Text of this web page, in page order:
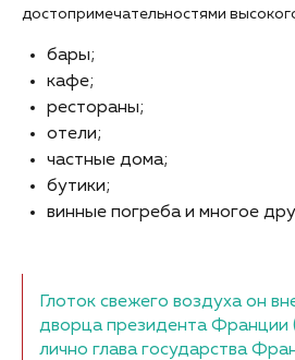
достопримечательностями
бары;
кафе;
рестораны;
отели;
частные дома;
бутики;
винные погреба и многое
Глоток свежего воздуха он
дворца президента Франции
лично глава государства